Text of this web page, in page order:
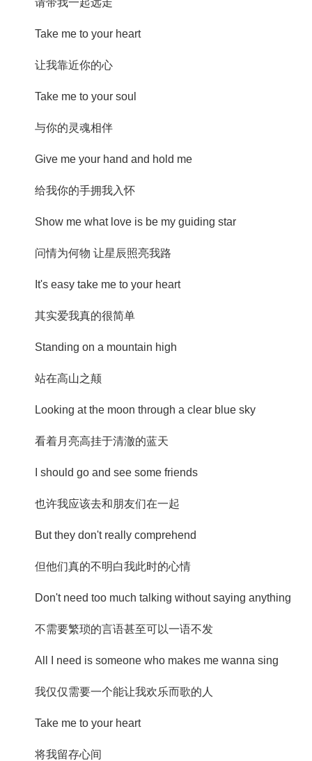
Take me to your heart
让我靠近你的心
Take me to your soul
与你的灵魂相伴
Give me your hand and hold me
给我你的手拥我入怀
Show me what love is be my guiding star
问情为何物 让星辰照亮我路
It's easy take me to your heart
其实爱我真的很简单
Standing on a mountain high
站在高山之颠
Looking at the moon through a clear blue sky
看着月亮高挂于清澈的蓝天
I should go and see some friends
也许我应该去和朋友们在一起
But they don't really comprehend
但他们真的不明白我此时的心情
Don't need too much talking without saying anything
不需要繁琐的言语甚至可以一语不发
All I need is someone who makes me wanna sing
我仅仅需要一个能让我欢乐而歌的人
Take me to your heart
将我留存心间